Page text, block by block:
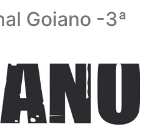
Goiano -3ª